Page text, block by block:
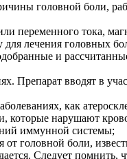
головной боли,
переменного тока,
лечения головных
и
Препарат вводят в
как
нарушают
иммунной системы;
от головной боли,
Следует